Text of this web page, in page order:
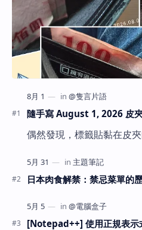
隨手寫 August 1, 2026 皮
偶然發現，標籤貼黏在皮夾
日本肉食解禁：禁忌菜單的
[Notepad++] 使用正規表示